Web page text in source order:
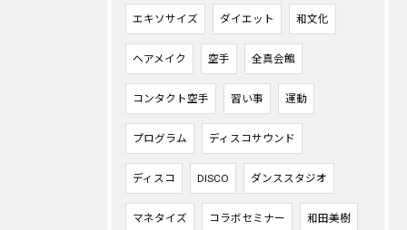
エキソサイズ ダイエット 和文化
ヘアメイク 空手 全真会館
コンタクト空手 習い事 運動
プログラム ディスコサウンド
ディスコ DISCO ダンススタジオ
マネタイズ コラボセミナー 和田美樹